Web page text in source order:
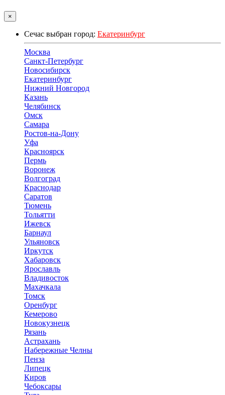
×
Сечас выбран город: Екатеринбург
Москва
Санкт-Петербург
Новосибирск
Екатеринбург
Нижний Новгород
Казань
Челябинск
Омск
Самара
Ростов-на-Дону
Уфа
Красноярск
Пермь
Воронеж
Волгоград
Краснодар
Саратов
Тюмень
Тольятти
Ижевск
Барнаул
Ульяновск
Иркутск
Хабаровск
Ярославль
Владивосток
Махачкала
Томск
Оренбург
Кемерово
Новокузнецк
Рязань
Астрахань
Набережные Челны
Пенза
Липецк
Киров
Чебоксары